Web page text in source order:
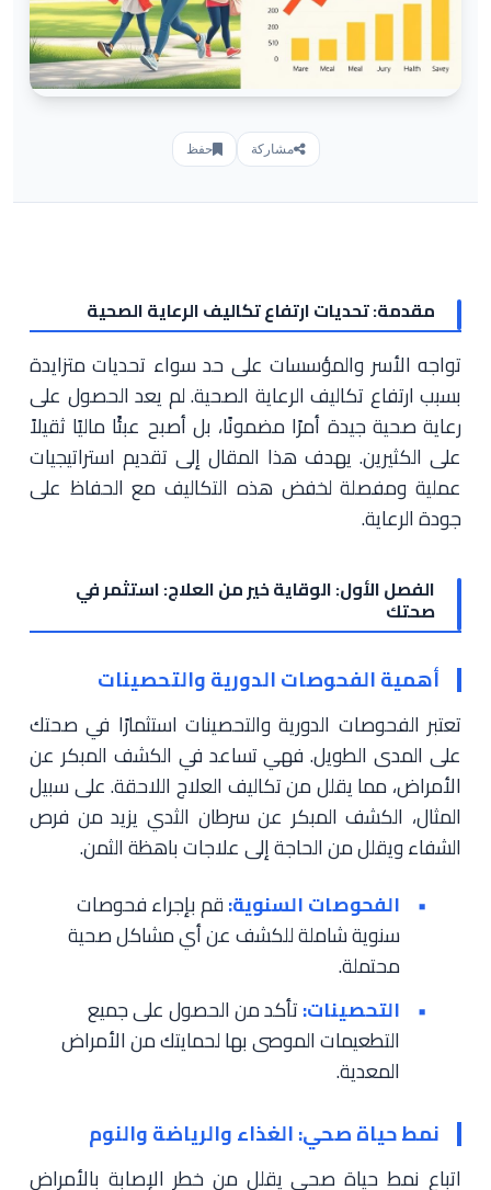
مشاركة حفظ
مقدمة: تحديات ارتفاع تكاليف الرعاية الصحية
تواجه الأسر والمؤسسات على حد سواء تحديات متزايدة
بسبب ارتفاع تكاليف الرعاية الصحية. لم يعد الحصول على
رعاية صحية جيدة أمرًا مضمونًا، بل أصبح عبئًا ماليًا ثقيلاً
على الكثيرين. يهدف هذا المقال إلى تقديم استراتيجيات
عملية ومفصلة لخفض هذه التكاليف مع الحفاظ على
جودة الرعاية.
الفصل الأول: الوقاية خير من العلاج: استثمر في
صحتك
أهمية الفحوصات الدورية والتحصينات
تعتبر الفحوصات الدورية والتحصينات استثمارًا في صحتك
على المدى الطويل. فهي تساعد في الكشف المبكر عن
الأمراض، مما يقلل من تكاليف العلاج اللاحقة. على سبيل
المثال، الكشف المبكر عن سرطان الثدي يزيد من فرص
الشفاء ويقلل من الحاجة إلى علاجات باهظة الثمن.
الفحوصات السنوية:قم بإجراء فحوصات
سنوية شاملة للكشف عن أي مشاكل صحية
محتملة.
التحصينات:تأكد من الحصول على جميع
التطعيمات الموصى بها لحمايتك من الأمراض
المعدية.
نمط حياة صحي: الغذاء والرياضة والنوم
اتباع نمط حياة صحي يقلل من خطر الإصابة بالأمراض